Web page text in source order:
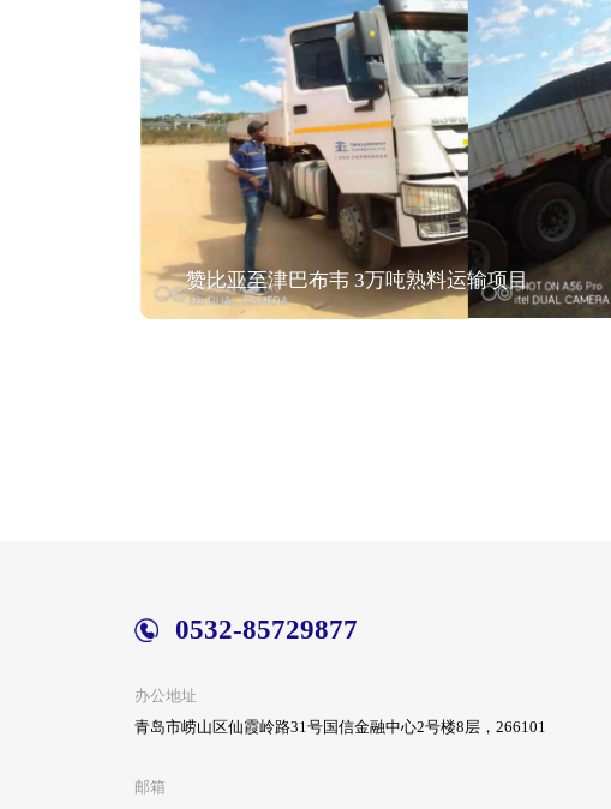
赞比亚至津巴布韦 3万吨熟料运输项目
0532-85729877
办公地址
青岛市崂山区仙霞岭路31号国信金融中心2号楼8层，266101
邮箱